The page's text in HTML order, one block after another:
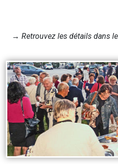
→ Retrouvez les détails dans